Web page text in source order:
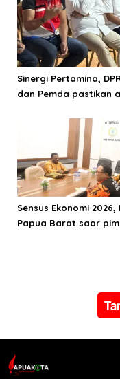
Sinergi Pertamina,
dan Pemda pastikan
Sensus Ekonomi 2026,
Papua Barat saar